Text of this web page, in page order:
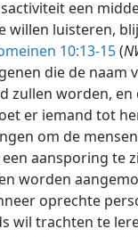
een
willen luisteren,
10:13-15(
die de naam
zullen worden,
er iemand tot
om de
aansporing te
worden
oprechte
wil trachten te